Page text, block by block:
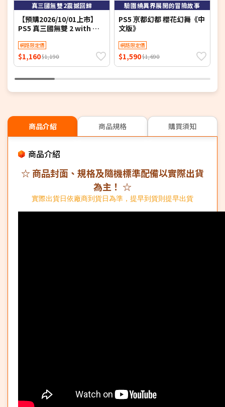
真三國無雙2震撼回歸
【預購2026/10/01上市】
PS5 真三國無雙 2 with 猛
版》
網路限定價
$1,160$1,190
驗圍繞異界展開的冒險故事
PS5 亰都幻都 櫻花幻舞《中
文版》
網路限定價
$1,590$1,690
商品介紹 商品規格 購買須知
商品介紹
☆ 商品封面、規格及隨機標準配備以實際出貨
為主！ ☆
實際出貨日依廠商到貨日為準，提早到貨則提早出貨